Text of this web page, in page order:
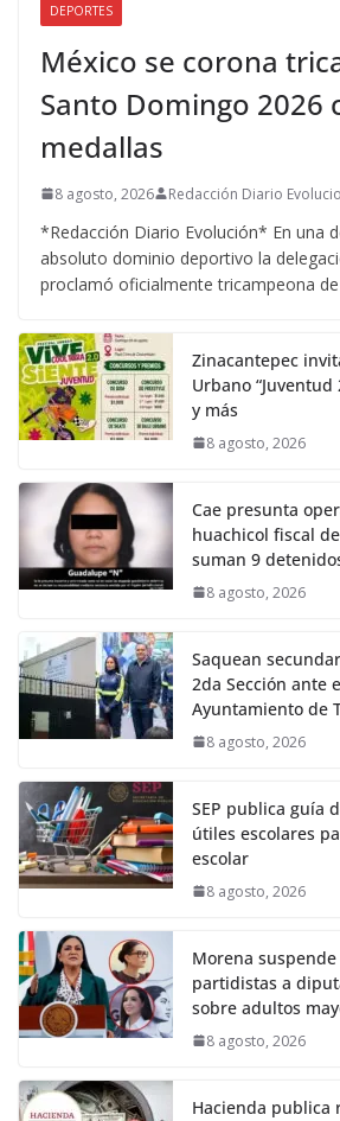
DEPORTES
México se corona
Santo Domingo 2026
medallas
8 agosto, 2026 Redacción Diario
*Redacción Diario Evolución* En una
absoluto dominio deportivo la
proclamó oficialmente tricampeona
Zinacantepec
Urbano “Juventud
y más
8 agosto, 2026
Cae presunta
huachicol fiscal
suman 9
8 agosto, 2026
Saquean
2da Sección ante
Ayuntamiento de
8 agosto, 2026
SEP publica guía
útiles escolares
escolar
8 agosto, 2026
Morena
partidistas a
sobre adultos
8 agosto, 2026
Hacienda publica